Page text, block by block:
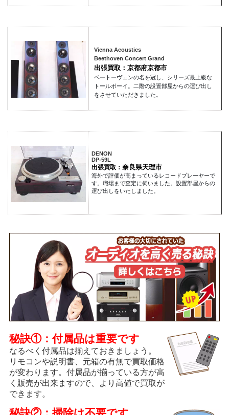
Vienna Acoustics
Beethoven Concert Grand
出張買取：京都府京都市
ベートーヴェンの名を冠し、シリーズ最上級な
トールボーイ。二階の設置部屋からの運び出し
をさせていただきました。
DENON
DP-59L
出張買取： 奈良県天理市
海外で評価が高まっているレコードプレーヤーで
す。職場まで査定に伺いました。設置部屋からの
運び出しをいたしました。
秘訣①：付属品は重要です
なるべく付属品は揃えておきましょう。
リモコンや説明書、元箱の有無で買取価格
が変わります。付属品が揃っている方が高
く販売が出来ますので、より高値で買取が
できます。